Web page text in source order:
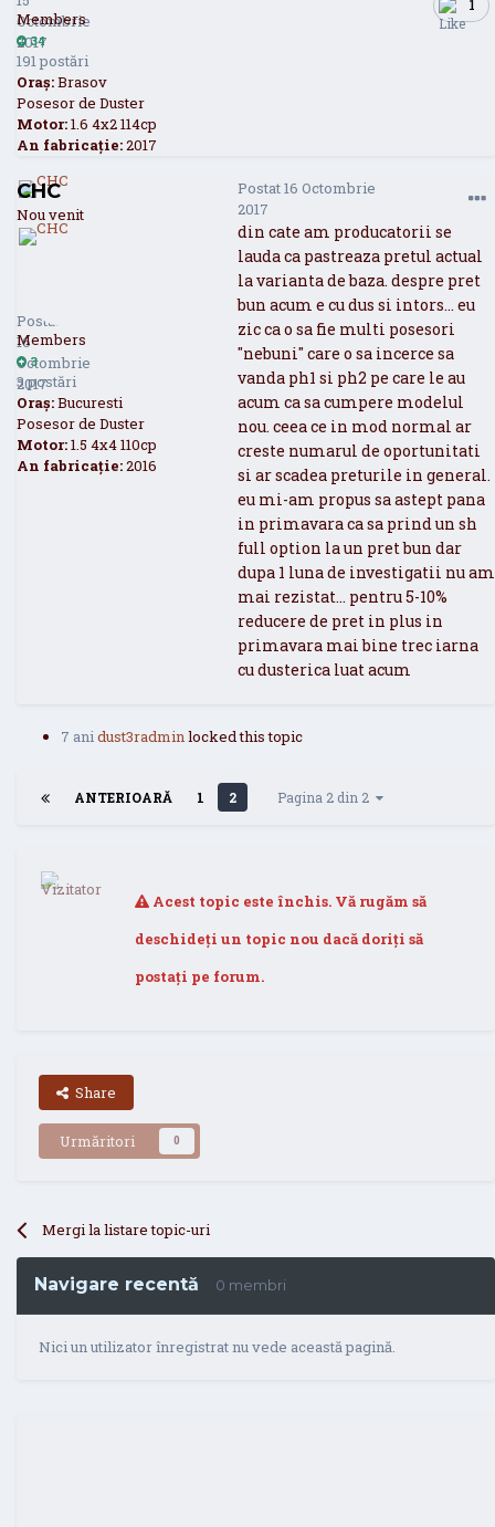
Octombrie
2017
Members
34
191 postări
Oraș:Brasov
Posesor de Duster
Motor:1.6 4x2 114cp
An fabricație:2017
1
Postat
16
Octombrie
2017
CHC
Nou venit
Members
3
3 postări
Oraș:Bucuresti
Posesor de Duster
Motor:1.5 4x4 110cp
An fabricație:2016
Postat16 Octombrie
2017
din cate am producatorii se
lauda ca pastreaza pretul actual
la varianta de baza. despre pret
bun acum e cu dus si intors... eu
zic ca o sa fie multi posesori
"nebuni" care o sa incerce sa
vanda ph1 si ph2 pe care le au
acum ca sa cumpere modelul
nou. ceea ce in mod normal ar
creste numarul de oportunitati
si ar scadea preturile in general.
eu mi-am propus sa astept pana
in primavara ca sa prind un sh
full option la un pret bun dar
dupa 1 luna de investigatii nu am
mai rezistat... pentru 5-10%
reducere de pret in plus in
primavara mai bine trec iarna
cu dusterica luat acum
7 ani dust3radmin locked this topic
ANTERIOARĂ 1 2 Pagina 2 din 2
Acest topic este închis. Vă rugăm să
deschideți un topic nou dacă doriți să
postați pe forum.
Share
Urmăritori 0
Mergi la listare topic-uri
Navigare recentă 0 membri
Nici un utilizator înregistrat nu vede această pagină.